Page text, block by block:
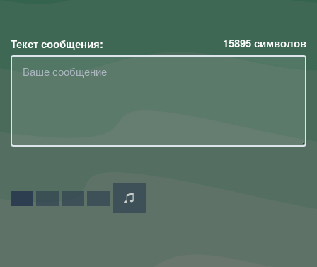
Текст сообщения: 15895символов